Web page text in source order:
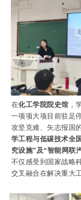
在化工学院院史馆 ，
一项项大项目前驻足
攻坚克难、矢志报国
学工程与低碳技术全
究设施”及“智能网联
不仅感受到国家战略
交叉融合在解决重大